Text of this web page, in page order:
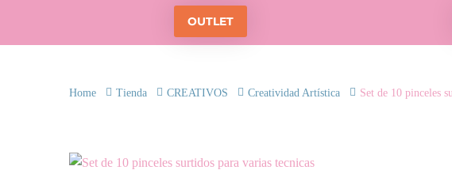
OUTLET
Home Tienda CREATIVOS Creatividad Artística Set de 10 pinceles